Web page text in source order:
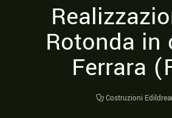
Rotonda in
Ferrara
Costruzioni